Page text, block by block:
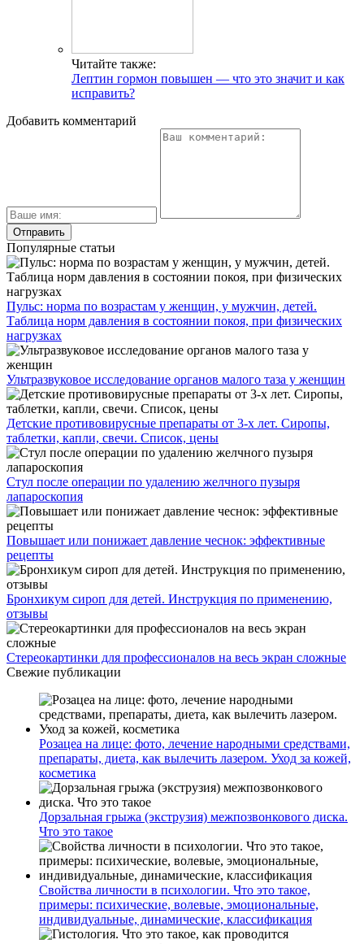
Читайте также:
Лептин гормон повышен — что это значит и как
исправить?
Добавить комментарий
Популярные статьи
Пульс: норма по возрастам у женщин, у мужчин, детей.
Таблица норм давления в состоянии покоя, при физических
нагрузках
Ультразвуковое исследование органов малого таза у женщин
Детские противовирусные препараты от 3-х лет. Сиропы,
таблетки, капли, свечи. Список, цены
Стул после операции по удалению желчного пузыря
лапароскопия
Повышает или понижает давление чеснок: эффективные
рецепты
Бронхикум сироп для детей. Инструкция по применению,
отзывы
Стереокартинки для профессионалов на весь экран сложные
Свежие публикации
Розацеа на лице: фото, лечение народными средствами,
препараты, диета, как вылечить лазером. Уход за кожей,
косметика
Дорзальная грыжа (экструзия) межпозвонкового диска.
Что это такое
Свойства личности в психологии. Что это такое,
примеры: психические, волевые, эмоциональные,
индивидуальные, динамические, классификация